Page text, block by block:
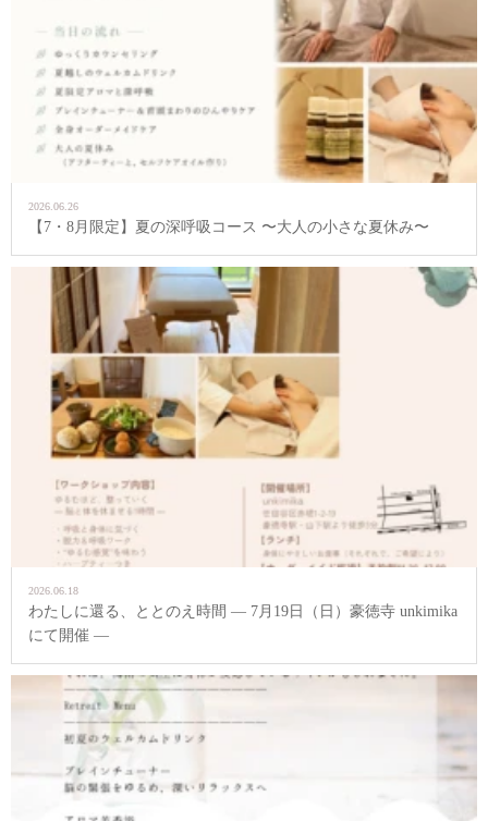
2026.06.26
【7・8月限定】夏の深呼吸コース 〜大人の小さな夏休み〜
2026.06.18
わたしに還る、ととのえ時間 ― 7月19日（日）豪徳寺 unkimika
にて開催 ―